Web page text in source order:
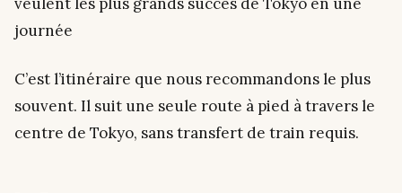
journée
C’est l’itinéraire que nous recommandons le plus
souvent. Il suit une seule route à pied à travers le
centre de Tokyo, sans transfert de train requis.